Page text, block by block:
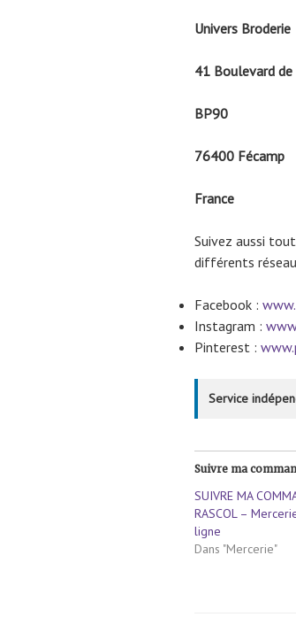
Univers Broderie
41 Boulevard
BP90
76400 Fécamp
France
Suivez aussi
différents
Facebook :
Instagram :
Pinterest :
Service
Suivre ma
SUIVRE MA
RASCOL –
ligne
Dans "Mercerie"